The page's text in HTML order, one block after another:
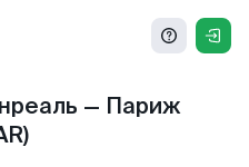
— Париж